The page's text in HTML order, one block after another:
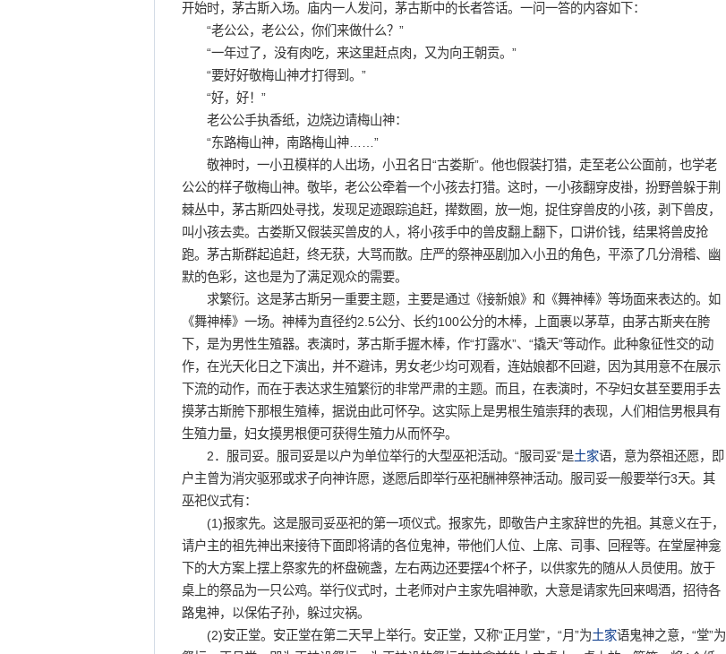
开始时，茅古斯入场。庙内一人发问，茅古斯中的长者答话。一问一答的内容如下：
“老公公，老公公，你们来做什么？”
“一年过了，没有肉吃，来这里赶点肉，又为向王朝贡。”
“要好好敬梅山神才打得到。”
“好，好！”
老公公手执香纸，边烧边请梅山神：
“东路梅山神，南路梅山神……”
敬神时，一小丑模样的人出场，小丑名日“古娄斯”。他也假装打猎，走至老公公面前，也学老
公公的样子敬梅山神。敬毕，老公公牵着一个小孩去打猎。这时，一小孩翻穿皮褂，扮野兽躲于荆
棘丛中，茅古斯四处寻找，发现足迹跟踪追赶，撵数圈，放一炮，捉住穿兽皮的小孩，剥下兽皮，
叫小孩去卖。古娄斯又假装买兽皮的人，将小孩手中的兽皮翻上翻下，口讲价钱，结果将兽皮抢
跑。茅古斯群起追赶，终无获，大骂而散。庄严的祭神巫剧加入小丑的角色，平添了几分滑稽、幽
默的色彩，这也是为了满足观众的需要。
求繁衍。这是茅古斯另一重要主题，主要是通过《接新娘》和《舞神棒》等场面来表达的。如
《舞神棒》一场。神棒为直径约2.5公分、长约100公分的木棒，上面裹以茅草，由茅古斯夹在胯
下，是为男性生殖器。表演时，茅古斯手握木棒，作“打露水”、“撬天”等动作。此种象征性交的动
作，在光天化日之下演出，并不避讳，男女老少均可观看，连姑娘都不回避，因为其用意不在展示
下流的动作，而在于表达求生殖繁衍的非常严肃的主题。而且，在表演时，不孕妇女甚至要用手去
摸茅古斯胯下那根生殖棒，据说由此可怀孕。这实际上是男根生殖崇拜的表现，人们相信男根具有
生殖力量，妇女摸男根便可获得生殖力从而怀孕。
2．服司妥。服司妥是以户为单位举行的大型巫祀活动。“服司妥”是土家语，意为祭祖还愿，即
户主曾为消灾驱邪或求子向神许愿，遂愿后即举行巫祀酬神祭神活动。服司妥一般要举行3天。其
巫祀仪式有：
(1)报家先。这是服司妥巫祀的第一项仪式。报家先，即敬告户主家辞世的先祖。其意义在于，
请户主的祖先神出来接待下面即将请的各位鬼神，带他们人位、上席、司事、回程等。在堂屋神龛
下的大方案上摆上祭家先的杯盘碗盏，左右两边还要摆4个杯子，以供家先的随从人员使用。放于
桌上的祭品为一只公鸡。举行仪式时，土老师对户主家先唱神歌，大意是请家先回来喝酒，招待各
路鬼神，以保佑子孙，躲过灾祸。
(2)安正堂。安正堂在第二天早上举行。安正堂，又称“正月堂”，“月”为土家语鬼神之意，“堂”为